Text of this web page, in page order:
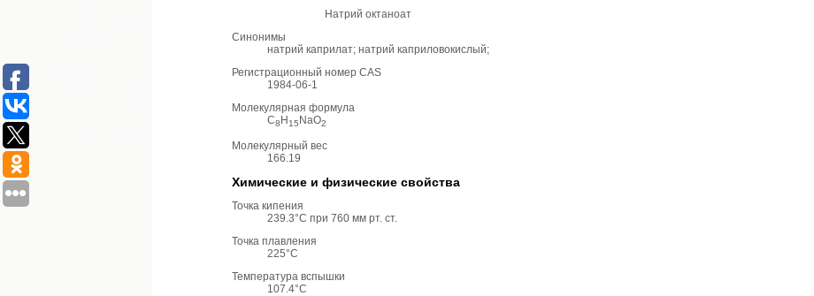
Натрий октаноат
Синонимы
натрий каприлат; натрий каприловокислый;
Регистрационный номер CAS
1984-06-1
Молекулярная формула
C8 H15 NaO2
Молекулярный вес
166.19
Химические и физические свойства
Точка кипения
239.3°C при 760 мм рт. ст.
Точка плавления
225°C
Температура вспышки
107.4°C